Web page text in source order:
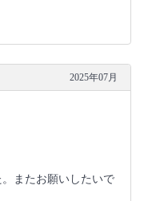
2025年07月
またお願いしたいで